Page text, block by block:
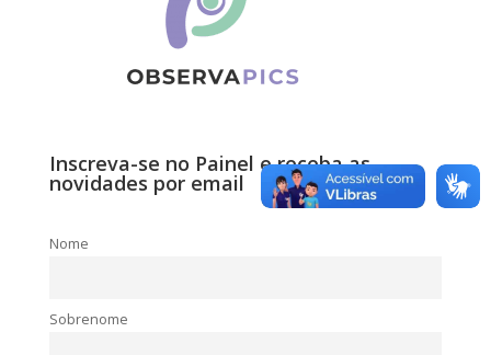
Inscreva-se no Painel e receba as
novidades por email
Nome
Sobrenome